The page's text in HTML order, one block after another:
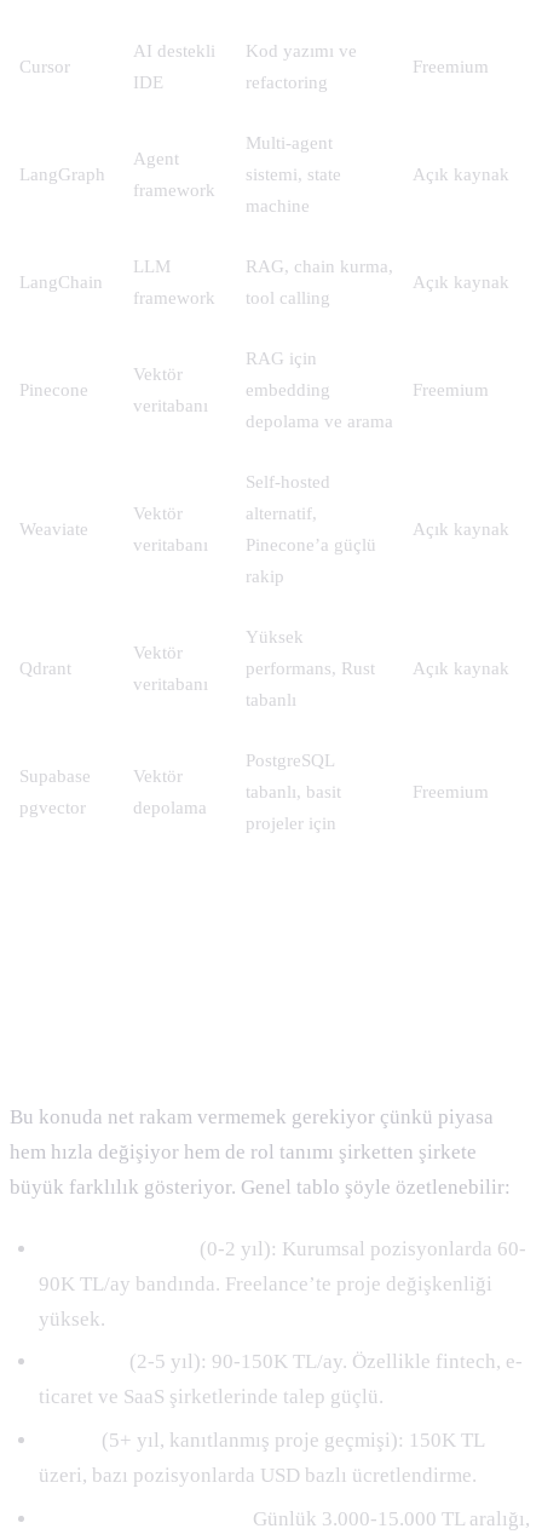
Cursor
AI destekli
IDE
Kod yazımı ve
refactoring
Freemium
LangGraph
Agent
framework
Multi-agent
sistemi, state
machine
Açık kaynak
LangChain
LLM
framework
RAG, chain kurma,
tool calling
Açık kaynak
Pinecone
Vektör
veritabanı
RAG için
embedding
depolama ve arama
Freemium
Weaviate
Vektör
veritabanı
Self-hosted
alternatif,
Pinecone’a güçlü
rakip
Açık kaynak
Qdrant
Vektör
veritabanı
Yüksek
performans, Rust
tabanlı
Açık kaynak
Supabase
pgvector
Vektör
depolama
PostgreSQL
tabanlı, basit
projeler için
Freemium
Bu konuda net rakam vermemek gerekiyor çünkü piyasa
hem hızla değişiyor hem de rol tanımı şirketten şirkete
büyük farklılık gösteriyor. Genel tablo şöyle özetlenebilir:
(0-2 yıl): Kurumsal pozisyonlarda 60-
90K TL/ay bandında. Freelance’te proje değişkenliği
yüksek.
(2-5 yıl): 90-150K TL/ay. Özellikle fintech, e-
ticaret ve SaaS şirketlerinde talep güçlü.
(5+ yıl, kanıtlanmış proje geçmişi): 150K TL
üzeri, bazı pozisyonlarda USD bazlı ücretlendirme.
Günlük 3.000-15.000 TL aralığı,